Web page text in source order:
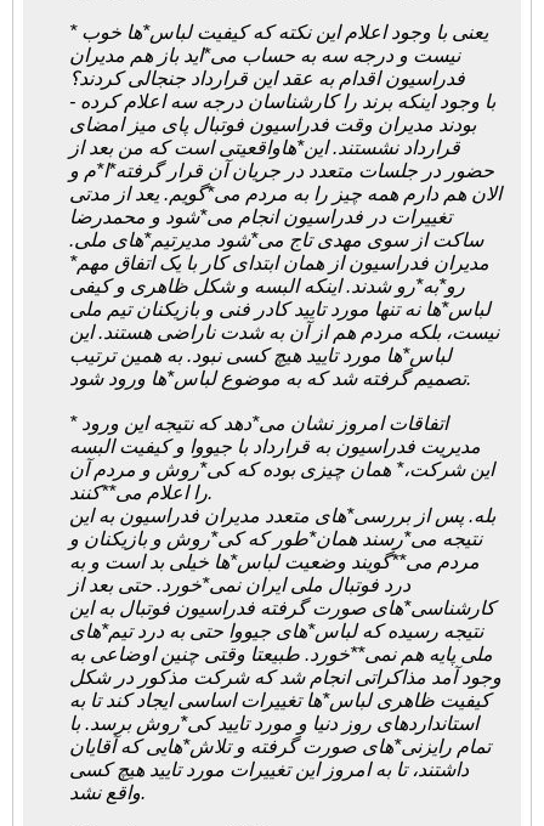
* یعنی با وجود اعلام این نکته که کیفیت لباس*ها خوب
نیست و درجه سه به حساب می*اید باز هم مدیران
فدراسیون اقدام به عقد این قرارداد جنجالی کردند؟
- با وجود اینکه برند را کارشناسان درجه سه اعلام کرده
بودند مدیران وقت فدراسیون فوتبال پای میز امضای
قرارداد نشستند. این*هاواقعیتی است که من بعد از
حضور در جلسات متعدد در جریان آن قرار گرفته*ا*م و
الان هم دارم همه چیز را به مردم می*گویم. یعد از مدتی
تغییرات در فدراسیون انجام می*شود و محمدرضا
ساکت از سوی مهدی تاج می*شود مدیرتیم*های ملی.
مدیران فدراسیون از همان ابتدای کار با یک اتفاق مهم*
رو*به*رو شدند. اینکه البسه و شکل ظاهری و کیفی
لباس*ها نه تنها مورد تایید کادر فنی و بازیکنان تیم ملی
نیست، بلکه مردم هم از آن به شدت ناراضی هستند. این
لباس*ها مورد تایید هیچ کسی نبود. به همین ترتیب
تصمیم گرفته شد که به موضوع لباس*ها ورود شود.
* اتفاقات امروز نشان می*دهد که نتیجه این ورود
مدیریت فدراسیون به قرارداد با جیووا و کیفیت البسه
این شرکت،* همان چیزی بوده که کی*روش و مردم آن
را اعلام می**کنند.
بله. پس از بررسی*های متعدد مدیران فدراسیون به این
نتیجه می*رسند همان*طور که کی*روش و بازیکنان و
مردم می**گویند وضعیت لباس*ها خیلی بد است و به
درد فوتبال ملی ایران نمی*خورد. حتی بعد از
کارشناسی*های صورت گرفته فدراسیون فوتبال به این
نتیجه رسیده که لباس*های جیووا حتی به درد تیم*های
ملی پایه هم نمی**خورد. طبیعتا وقتی چنین اوضاعی به
وجود آمد مذاکراتی انجام شد که شرکت مذکور در شکل
کیفیت ظاهری لباس*ها تغییرات اساسی ایجاد کند تا به
استانداردهای روز دنیا و مورد تایید کی*روش برسد. با
تمام رایزنی*های صورت گرفته و تلاش*هایی که آقایان
داشتند، تا به امروز این تغییرات مورد تایید هیچ کسی
واقع نشد.